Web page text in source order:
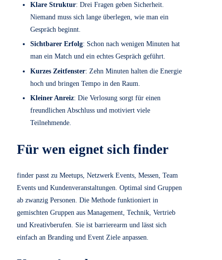
auf deine Kleidung. Den zweiten Sticker behältst du
als Reserve.
Match finden: Jedes Symbol gibt es sechs Mal im
Raum. Finde eine Person mit demselben Symbol, die
du noch nicht kennst. Eine Person ist ausreichend.
Kurz interviewen: Sagt Hallo, und lerne dein Match
kennen. Wenn dir nichts einfällt, nutze die Icebreaker
Fragen auf der Karte.
Nummer auf deiner Karte nimmt an der Verlosung
bekanntgegeben.
Was macht finder so
wirksam